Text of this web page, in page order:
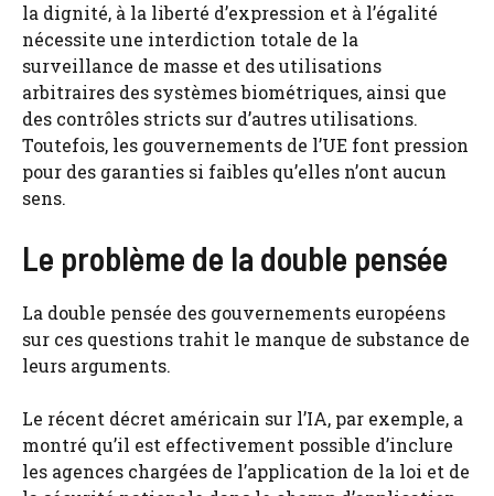
la dignité, à la liberté d’expression et à l’égalité
nécessite une interdiction totale de la
surveillance de masse et des utilisations
arbitraires des systèmes biométriques, ainsi que
des contrôles stricts sur d’autres utilisations.
Toutefois, les gouvernements de l’UE font pression
pour des garanties si faibles qu’elles n’ont aucun
sens.
Le problème de la double pensée
La double pensée des gouvernements européens
sur ces questions trahit le manque de substance de
leurs arguments.
Le récent décret américain sur l’IA, par exemple, a
montré qu’il est effectivement possible d’inclure
les agences chargées de l’application de la loi et de